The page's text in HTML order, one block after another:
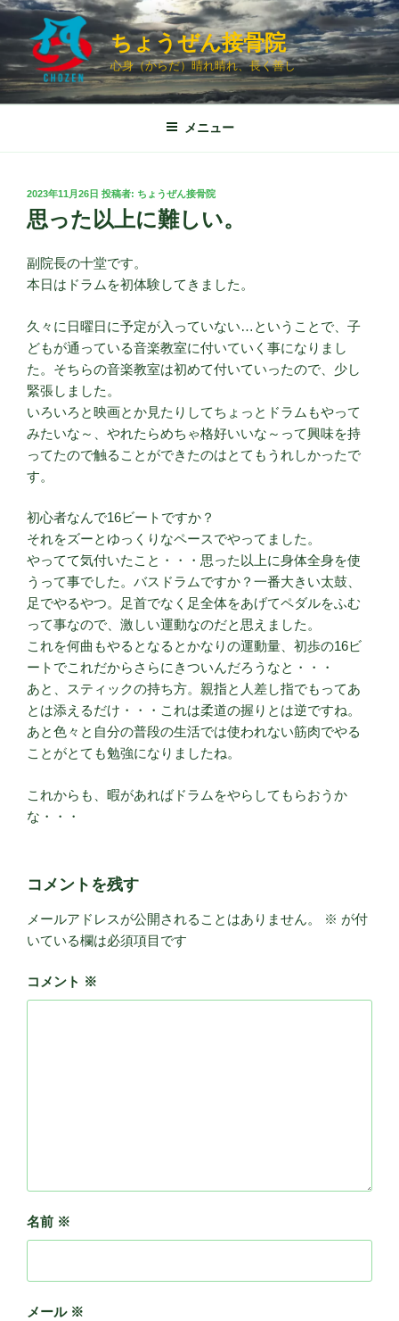
コ
ン
ツ
ちょうぜん接骨院
心身（からだ）晴れ晴れ、長く善し
メニュー
投
稿
日:
2023年11月26日 投稿者: ちょうぜん接骨院
思った以上に難しい。
副院長の十堂です。
本日はドラムを初体験してきました。
久々に日曜日に予定が入っていない…ということで、子
どもが通っている音楽教室に付いていく事になりまし
た。そちらの音楽教室は初めて付いていったので、少し
緊張しました。
いろいろと映画とか見たりしてちょっとドラムもやって
みたいな～、やれたらめちゃ格好いいな～って興味を持
ってたので触ることができたのはとてもうれしかったで
す。
初心者なんで16ビートですか？
それをズーとゆっくりなペースでやってました。
やってて気付いたこと・・・思った以上に身体全身を使
うって事でした。バスドラムですか？一番大きい太鼓、
足でやるやつ。足首でなく足全体をあげてペダルをふむ
って事なので、激しい運動なのだと思えました。
これを何曲もやるとなるとかなりの運動量、初歩の16ビ
ートでこれだからさらにきついんだろうなと・・・
あと、スティックの持ち方。親指と人差し指でもってあ
とは添えるだけ・・・これは柔道の握りとは逆ですね。
あと色々と自分の普段の生活では使われない筋肉でやる
ことがとても勉強になりましたね。
これからも、暇があればドラムをやらしてもらおうか
な・・・
コメントを残す
メールアドレスが公開されることはありません。 ※ が付
いている欄は必須項目です
コメント ※
名前 ※
メール ※